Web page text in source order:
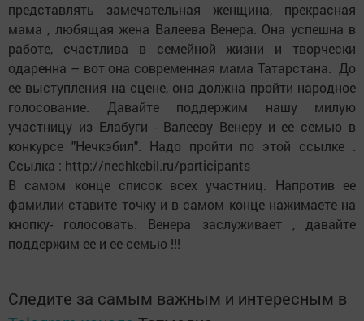
представлять замечательная женщина, прекрасная
мама , любящая жена Валеева Венера. Она успешна в
работе, счастлива в семейной жизни и творчески
одаренна – вот она современная мама Татарстана. До
ее выступления на сцене, она должна пройти народное
голосование. Давайте поддержим нашу милую
участницу из Елабуги - Валееву Венеру и ее семью в
конкурсе "Нечкэбил". Надо пройти по этой ссылке .
Ссылка : http://nechkebil.ru/participants
В самом конце список всех участниц. Напротив ее
фамилии ставите точку и в самом конце нажимаете на
кнопку- голосовать. Венера заслуживает , давайте
поддержим ее и ее семью !!!
Следите за самым важным и интересным в